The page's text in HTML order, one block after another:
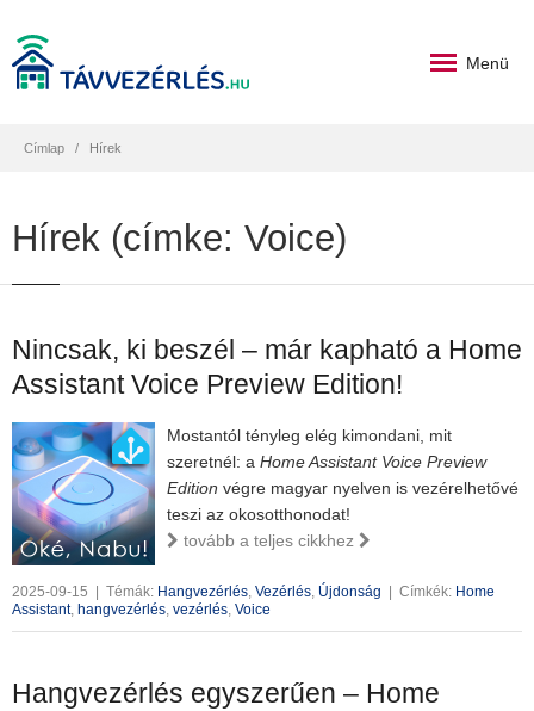
Menü
Címlap Hírek
Hírek (címke: Voice)
Nincsak, ki beszél – már kapható a Home
Assistant Voice Preview Edition!
Mostantól tényleg elég kimondani, mit
szeretnél: a Home Assistant Voice Preview
Edition végre magyar nyelven is vezérelhetővé
teszi az okosotthonodat!
tovább a teljes cikkhez
2025-09-15 Témák: Hangvezérlés, Vezérlés, Újdonság Címkék: Home
Assistant, hangvezérlés, vezérlés, Voice
Hangvezérlés egyszerűen – Home